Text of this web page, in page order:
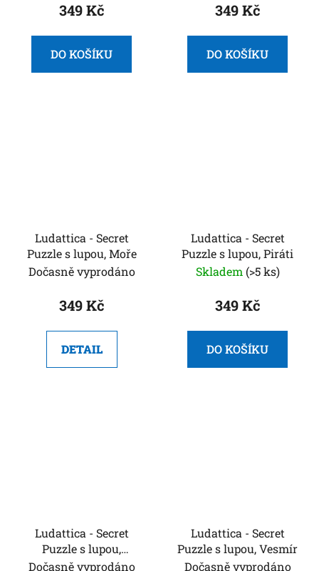
349 Kč
DO KOŠÍKU
349 Kč
DO KOŠÍKU
Ludattica - Secret
Puzzle s lupou, Moře
Dočasně vyprodáno
349 Kč
DETAIL
Ludattica - Secret
Puzzle s lupou, Piráti
Skladem (>5 ks)
349 Kč
DO KOŠÍKU
Ludattica - Secret
Puzzle s lupou,
Pohádkový sen
Dočasně vyprodáno
Ludattica - Secret
Puzzle s lupou, Vesmír
Dočasně vyprodáno